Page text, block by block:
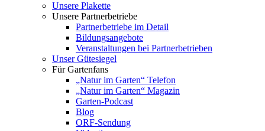
Unsere Plakette
Unsere Partnerbetriebe
Partnerbetriebe im Detail
Bildungsangebote
Veranstaltungen bei Partnerbetrieben
Unser Gütesiegel
Für Gartenfans
„Natur im Garten“ Telefon
„Natur im Garten“ Magazin
Garten-Podcast
Blog
ORF-Sendung